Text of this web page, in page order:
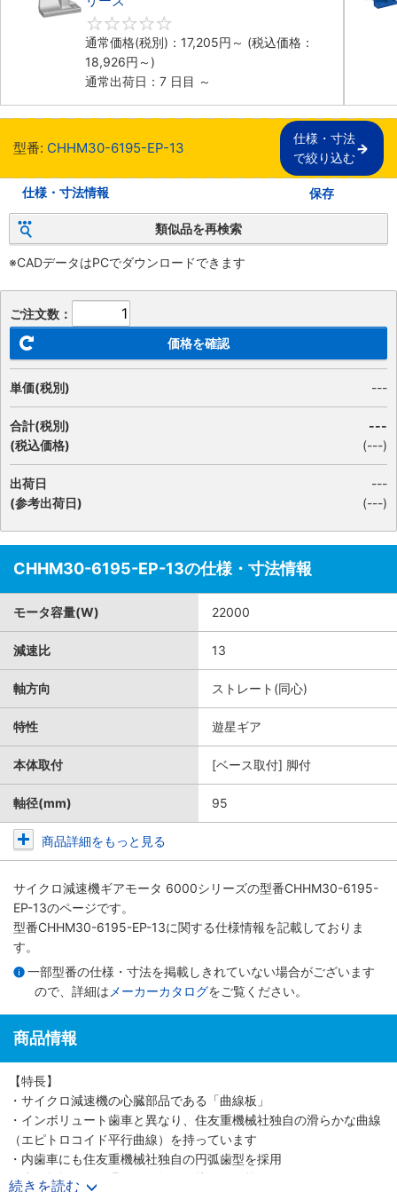
通常価格(税別)： 17,205円 ～ (税込価格：
18,926円 ～)
通常出荷日：7 日目 ～
型番: CHHM30-6195-EP-13
仕様・寸法
で絞り込む
仕様・寸法情報 保存
類似品を再検索
※CADデータはPCでダウンロードできます
ご注文数：
価格を確認
単価(税別) ---
合計(税別)
(税込価格)
---
(---)
出荷日
(参考出荷日)
---
(---)
CHHM30-6195-EP-13の仕様・寸法情報
モータ容量(W) 22000
減速比 13
軸方向 ストレート(同心)
特性 遊星ギア
本体取付 [ベース取付] 脚付
軸径(mm) 95
商品詳細をもっと見る
サイクロ減速機ギアモータ 6000シリーズの型番CHHM30-6195-
EP-13のページです。
型番CHHM30-6195-EP-13に関する仕様情報を記載しておりま
す。
一部型番の仕様・寸法を掲載しきれていない場合がございます
ので、詳細は メーカーカタログをご覧ください。
商品情報
【特長】
・サイクロ減速機の心臓部品である「曲線板」
・インボリュート歯車と異なり、住友重機械社独自の滑らかな曲線
（エピトロコイド平行曲線）を持っています
・内歯車にも住友重機械社独自の円弧歯型を採用
・歯の折損がない滑らかな転がり接触を可能にしました
続きを読む